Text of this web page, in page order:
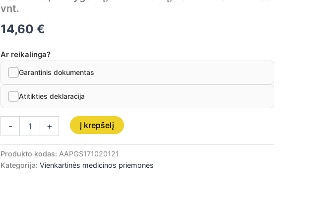
vnt.
14,60 €
Ar reikalinga?
Garantinis dokumentas
Atitikties deklaracija
-
siūlo,
nesterilūs,
17
dygsnių,
sluoksnių,
10
x
20
cm
+ Į krepšelį
Produkto kodas: AAPGS171020121
Kategorija: Vienkartinės medicinos priemonės